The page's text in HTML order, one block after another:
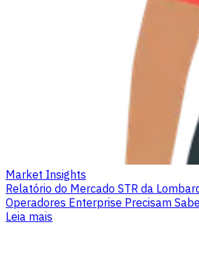
Market Insights
Relatório do Mercado STR da
Operadores Enterprise Precisam
Leia mais